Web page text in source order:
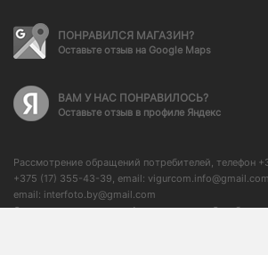
ПОНРАВИЛСЯ МАГАЗИН?
Оставьте отзыв на Google Maps
ВАМ У НАС ПОНРАВИЛОСЬ?
Оставьте отзыв в профиле Яндекс
Рассмотрение обращений потребителей, телефон
+375 (17) 355-43-39, email:
email: interfoto.by@gmail.com
Отдел торговли и услуг Администрации